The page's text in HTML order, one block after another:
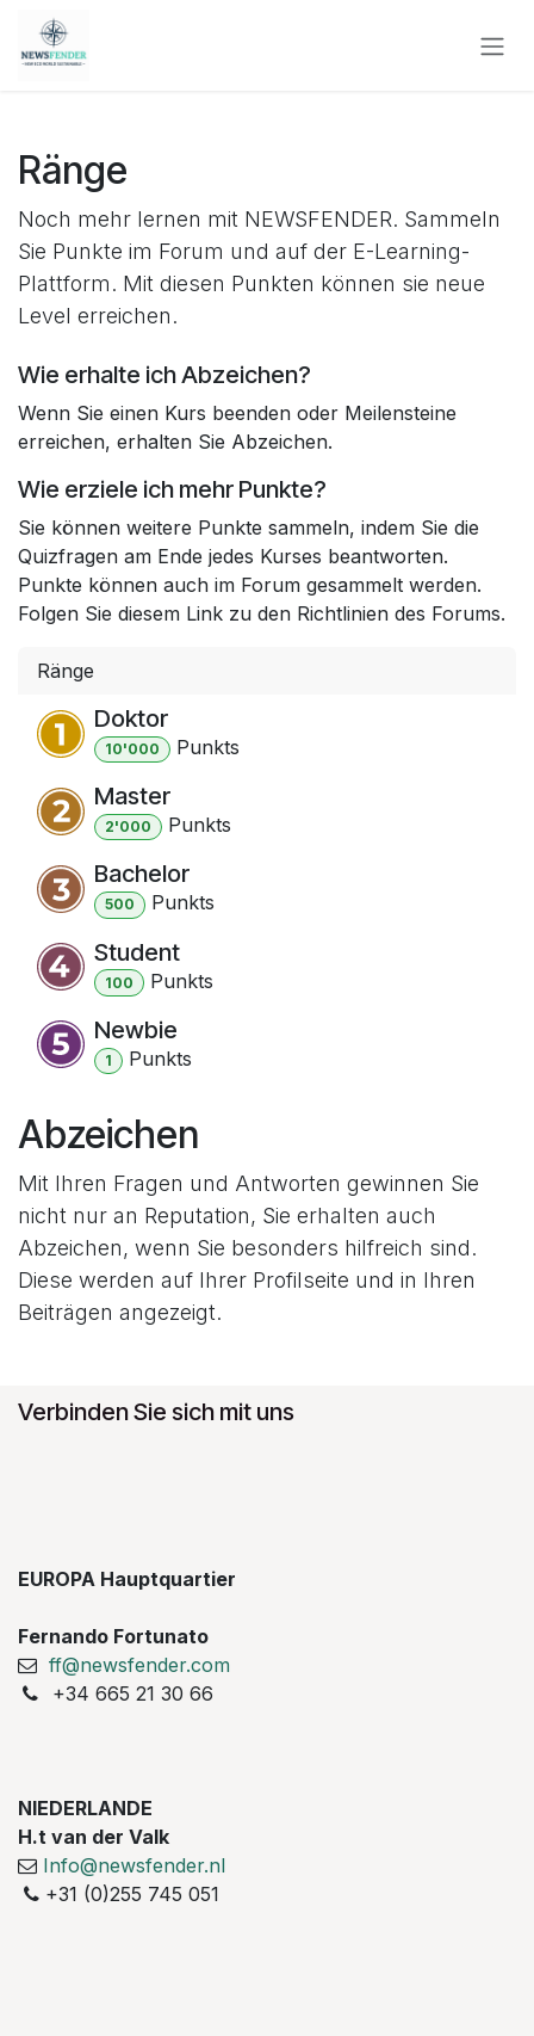
Zum Inhalt springen
Ränge
Noch mehr lernen mit NEWSFENDER. Sammeln
Sie Punkte im Forum und auf der E-Learning-
Plattform. Mit diesen Punkten können sie neue
Level erreichen.
Wie erhalte ich Abzeichen?
Wenn Sie einen Kurs beenden oder Meilensteine
erreichen, erhalten Sie Abzeichen.
Wie erziele ich mehr Punkte?
Sie können weitere Punkte sammeln, indem Sie die
Quizfragen am Ende jedes Kurses beantworten.
Punkte können auch im Forum gesammelt werden.
Folgen Sie diesem Link zu den Richtlinien des Forums.
Ränge
Doktor
10'000 Punkts
Master
2'000 Punkts
Bachelor
500 Punkts
Student
100 Punkts
Newbie
1 Punkts
Abzeichen
Mit Ihren Fragen und Antworten gewinnen Sie
nicht nur an Reputation, Sie erhalten auch
Abzeichen, wenn Sie besonders hilfreich sind.
Diese werden auf Ihrer Profilseite und in Ihren
Beiträgen angezeigt.
Verbinden Sie sich mit uns
EUROPA Hauptquartier
Fernando Fortunato
ff@newsfender.com
+34 665 21 30 66
NIEDERLANDE
H.t van der Valk
Info@newsfender.nl
+31 (0)255 745 051